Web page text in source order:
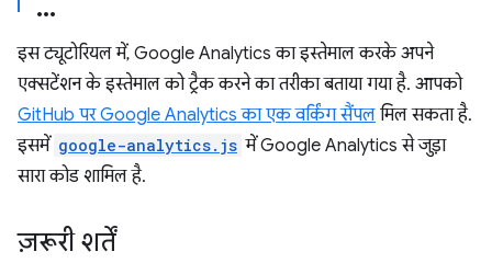
इस ट्यूटोरियल में, Google Analytics का इस्तेमाल करके अपने
एक्सटेंशन के इस्तेमाल को ट्रैक करने का तरीका बताया गया है. आपको
GitHub पर Google Analytics का एक वर्किंग सैंपल मिल सकता है.
इसमें google-analytics.js में Google Analytics से जुड़ा
सारा कोड शामिल है.
ज़रूरी शर्तें